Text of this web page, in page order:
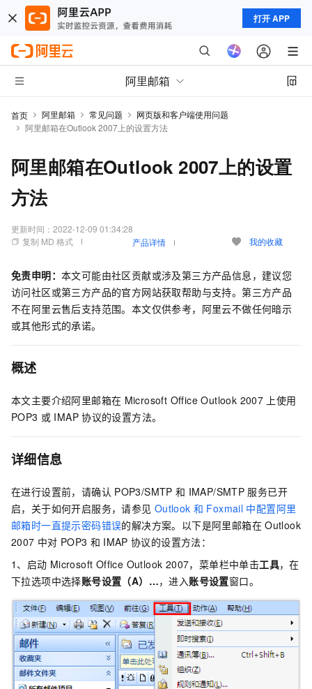
打开 APP
阿里邮箱
首页 阿里邮箱 常见问题
网页版和客户端使用问题
阿里邮箱在Outlook 2007上的设置方法
阿里邮箱在Outlook 2007上的设置
方法
更新时间： 2022-12-09 01:34:28
复制 MD 格式
产品详情 我的收藏
免责申明： 本文可能由社区贡献或涉及第三方产品信息，建议您
访问社区或第三方产品的官方网站获取帮助与支持。第三方产品
不在阿里云售后支持范围。本文仅供参考，阿里云不做任何暗示
或其他形式的承诺。
概述
本文主要介绍阿里邮箱在 Microsoft Office Outlook 2007 上使用
POP3 或 IMAP 协议的设置方法。
详细信息
在进行设置前，请确认 POP3/SMTP 和 IMAP/SMTP 服务已开
启，关于如何开启服务，请参见 Outlook 和 Foxmail 中配置阿里
邮箱时一直提示密码错误的解决方案。以下是阿里邮箱在 Outlook
2007 中对 POP3 和 IMAP 协议的设置方法：
1、启动 Microsoft Office Outlook 2007，菜单栏中单击工具，在
下拉选项中选择账号设置（A）…，进入账号设置窗口。